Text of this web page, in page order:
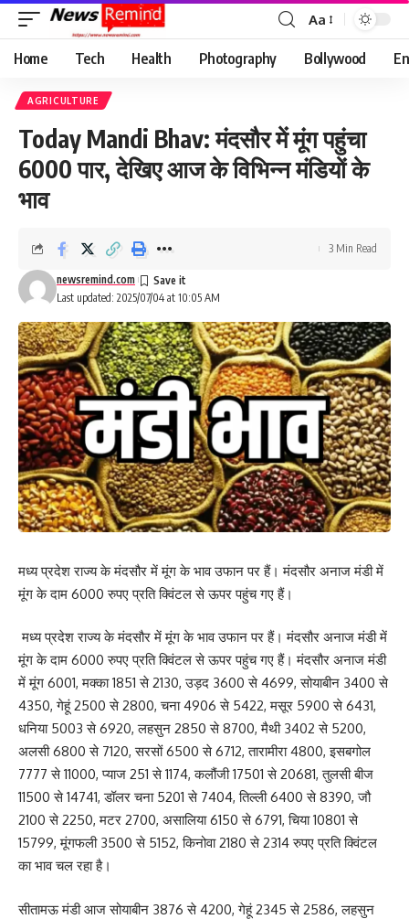
Font
Resizer
Aa
Home Tech Health Photography Bollywood
AGRICULTURE
Today Mandi Bhav: मंदसौर में मूंग पहुंचा
6000 पार, देखिए आज के विभिन्न मंडियों के
भाव
Last updated: 2025/07/04 at 10:05 AM
newsremind.com
3 Min Read
मध्य प्रदेश राज्य के मंदसौर में मूंग के भाव उफान पर हैं। मंदसौर अनाज मंडी में
मूंग के दाम 6000 रुपए प्रति क्विंटल से ऊपर पहुंच गए हैं।
मध्य प्रदेश राज्य के मंदसौर में मूंग के भाव उफान पर हैं। मंदसौर अनाज मंडी में
मूंग के दाम 6000 रुपए प्रति क्विंटल से ऊपर पहुंच गए हैं। मंदसौर अनाज मंडी
में मूंग 6001, मक्का 1851 से 2130, उड़द 3600 से 4699, सोयाबीन 3400 से
4350, गेहूं 2500 से 2800, चना 4906 से 5422, मसूर 5900 से 6431,
धनिया 5003 से 6920, लहसुन 2850 से 8700, मैथी 3402 से 5200,
अलसी 6800 से 7120, सरसों 6500 से 6712, तारामीरा 4800, इसबगोल
7777 से 11000, प्याज 251 से 1174, कलौंजी 17501 से 20681, तुलसी बीज
11500 से 14741, डॉलर चना 5201 से 7404, तिल्ली 6400 से 8390, जौ
2100 से 2250, मटर 2700, असालिया 6150 से 6791, चिया 10801 से
15799, मूंगफली 3500 से 5152, किनोवा 2180 से 2314 रुपए प्रति क्विंटल
का भाव चल रहा है।
सीतामऊ मंडी आज सोयाबीन 3876 से 4200, गेहूं 2345 से 2586, लहसुन